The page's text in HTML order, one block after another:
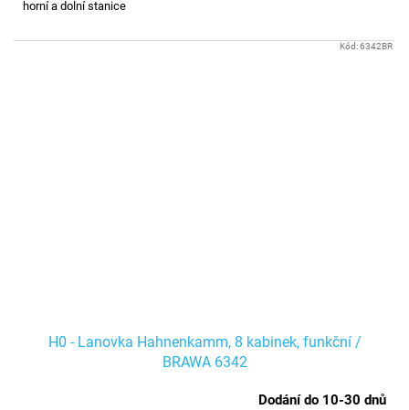
horní a dolní stanice
H0 - Lanovka Hahnenkamm, 8 kabinek, funkční /
BRAWA 6342
Dodání do 10-30 dnů
Kód:6342BR